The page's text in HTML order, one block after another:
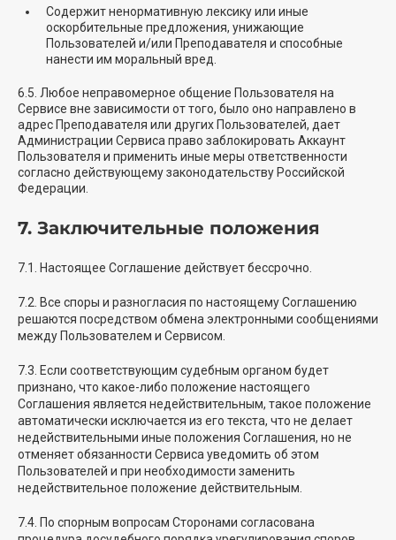
Содержит ненормативную лексику или иные
оскорбительные предложения, унижающие
Пользователей и/или Преподавателя и способные
нанести им моральный вред.
6.5. Любое неправомерное общение Пользователя на
Сервисе вне зависимости от того, было оно направлено в
адрес Преподавателя или других Пользователей, дает
Администрации Сервиса право заблокировать Аккаунт
Пользователя и применить иные меры ответственности
согласно действующему законодательству Российской
Федерации.
7. Заключительные положения
7.1. Настоящее Соглашение действует бессрочно.
7.2. Все споры и разногласия по настоящему Соглашению
решаются посредством обмена электронными сообщениями
между Пользователем и Сервисом.
7.3. Если соответствующим судебным органом будет
признано, что какое-либо положение настоящего
Соглашения является недействительным, такое положение
автоматически исключается из его текста, что не делает
недействительными иные положения Соглашения, но не
отменяет обязанности Сервиса уведомить об этом
Пользователей и при необходимости заменить
недействительное положение действительным.
7.4. По спорным вопросам Сторонами согласована